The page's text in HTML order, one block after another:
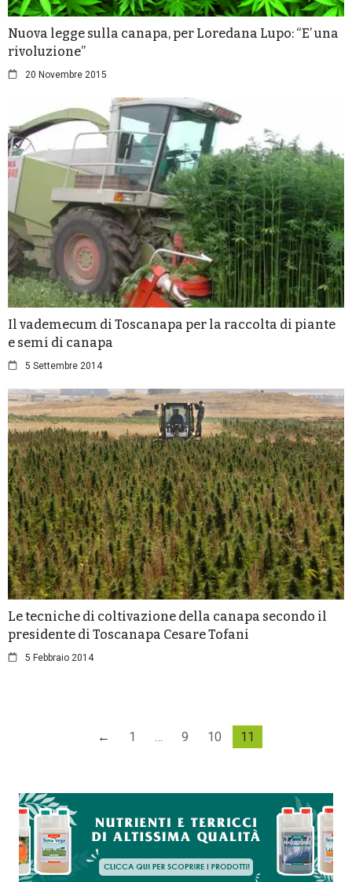
Nuova legge sulla canapa, per Loredana Lupo: “E’ una
rivoluzione”
20 Novembre 2015
Il vademecum di Toscanapa per la raccolta di piante
e semi di canapa
5 Settembre 2014
Le tecniche di coltivazione della canapa secondo il
presidente di Toscanapa Cesare Tofani
5 Febbraio 2014
← 1 … 9 10 11